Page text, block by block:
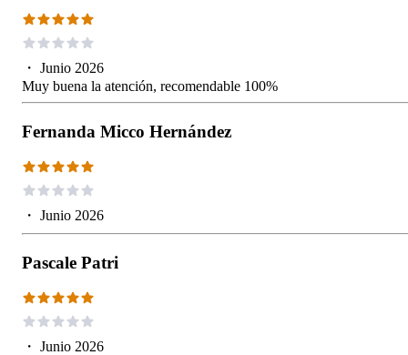
・ Junio 2026
Muy buena la atención, recomendable 100%
Fernanda Micco Hernández
・ Junio 2026
Pascale Patri
・ Junio 2026